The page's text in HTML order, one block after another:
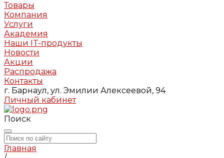
Товары
Компания
Услуги
Академия
Наши IT-продукты
Новости
Акции
Распродажа
Контакты
г. Барнаул, ул. Эмилии Алексеевой, 94
Личный кабинет
Поиск
Главная